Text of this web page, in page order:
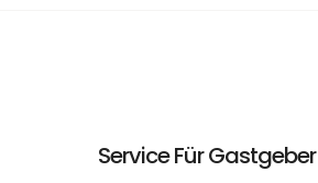
Service Für Gastgeber